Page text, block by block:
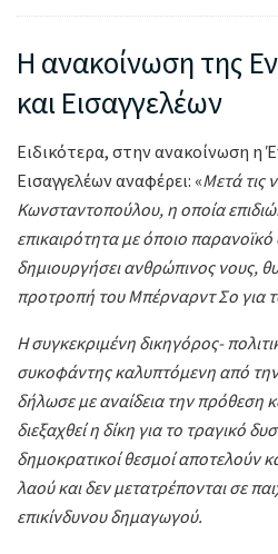
Η ανακοίνωση της
και Εισαγγελέων
Ειδικότερα, στην ανακοίνωση η
Εισαγγελέων αναφέρει: «Μετά τις
Κωνσταντοπούλου, η οποία
επικαιρότητα με όποιο
δημιουργήσει ανθρώπινος νους,
προτροπή του Μπέρναρντ Σο για
Η συγκεκριμένη δικηγόρος-
συκοφάντης καλυπτόμενη από
δήλωσε με αναίδεια την πρόθεση
διεξαχθεί η δίκη για το τραγικό
δημοκρατικοί θεσμοί αποτελούν
λαού και δεν μετατρέπονται σε
επικίνδυνου δημαγωγού.